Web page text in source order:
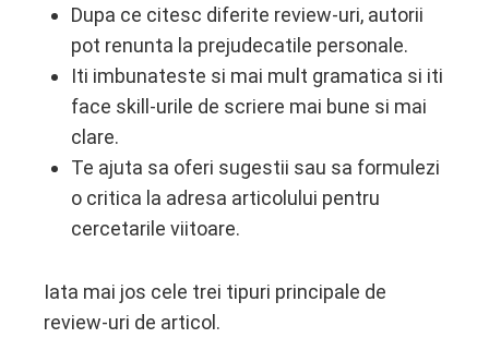
Dupa ce citesc diferite review-uri, autorii
pot renunta la prejudecatile personale.
Iti imbunateste si mai mult gramatica si iti
face skill-urile de scriere mai bune si mai
clare.
Te ajuta sa oferi sugestii sau sa formulezi
o critica la adresa articolului pentru
cercetarile viitoare.
Iata mai jos cele trei tipuri principale de
review-uri de articol.